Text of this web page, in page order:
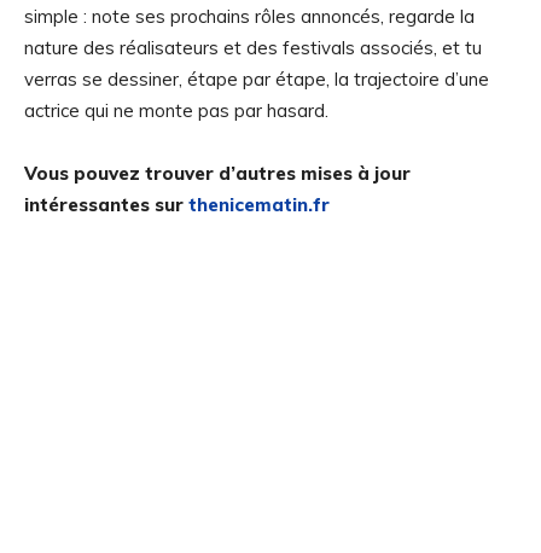
simple : note ses prochains rôles annoncés, regarde la
nature des réalisateurs et des festivals associés, et tu
verras se dessiner, étape par étape, la trajectoire d’une
actrice qui ne monte pas par hasard.
Vous pouvez trouver d’autres mises à jour
intéressantes sur thenicematin.fr